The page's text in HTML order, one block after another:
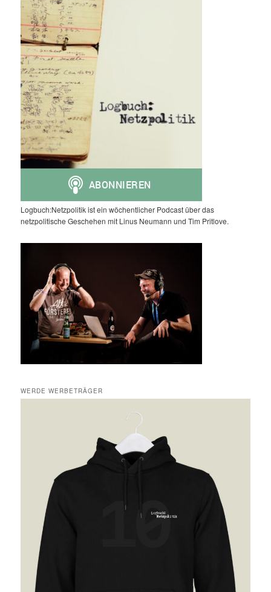
Logbuch:Netzpolitik ist ein wöchentlicher Podcast über das
netzpolitische Geschehen mit Linus Neumann und Tim Pritlove.
WERDE WERBETRÄGER